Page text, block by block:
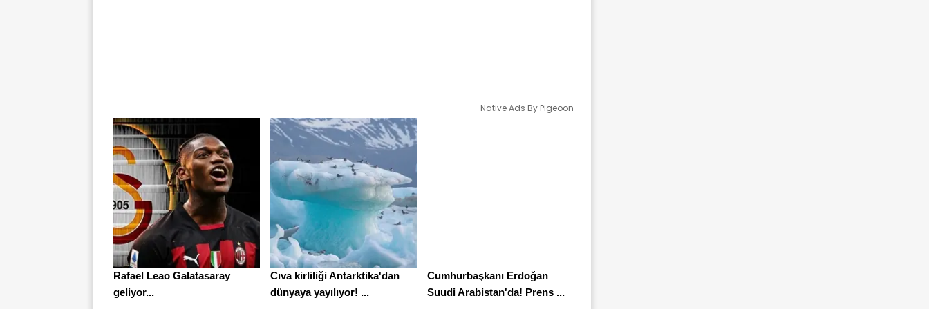
Native Ads By Pigeoon
Rafael Leao Galatasaray
geliyor...
Cıva kirliliği Antarktika'dan
dünyaya yayılıyor! ...
Cumhurbaşkanı Erdoğan
Suudi Arabistan'da! Prens ...